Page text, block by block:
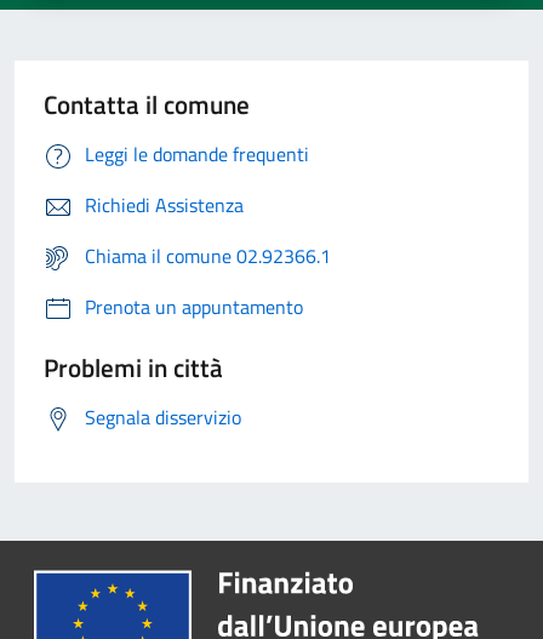
Contatta il comune
Leggi le domande frequenti
Richiedi Assistenza
Chiama il comune 02.92366.1
Prenota un appuntamento
Problemi in città
Segnala disservizio